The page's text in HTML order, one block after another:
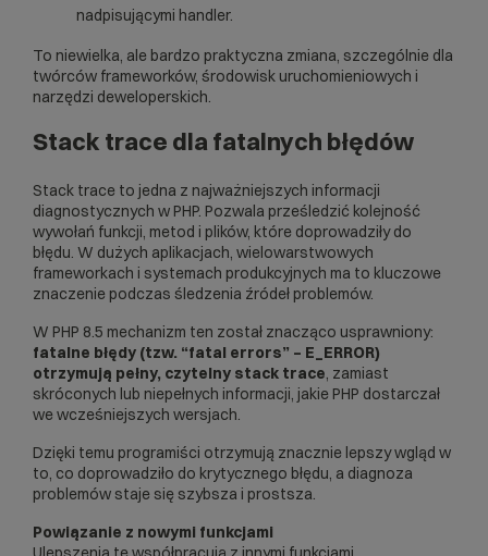
nadpisującymi handler.
To niewielka, ale bardzo praktyczna zmiana, szczególnie dla
twórców frameworków, środowisk uruchomieniowych i
narzędzi deweloperskich.
Stack trace dla fatalnych błędów
Stack trace to jedna z najważniejszych informacji
diagnostycznych w PHP. Pozwala prześledzić kolejność
wywołań funkcji, metod i plików, które doprowadziły do
błędu. W dużych aplikacjach, wielowarstwowych
frameworkach i systemach produkcyjnych ma to kluczowe
znaczenie podczas śledzenia źródeł problemów.
W PHP 8.5 mechanizm ten został znacząco usprawniony:
fatalne błędy (tzw. “fatal errors” – E_ERROR)
otrzymują pełny, czytelny stack trace, zamiast
skróconych lub niepełnych informacji, jakie PHP dostarczał
we wcześniejszych wersjach.
Dzięki temu programiści otrzymują znacznie lepszy wgląd w
to, co doprowadziło do krytycznego błędu, a diagnoza
problemów staje się szybsza i prostsza.
Powiązanie z nowymi funkcjami